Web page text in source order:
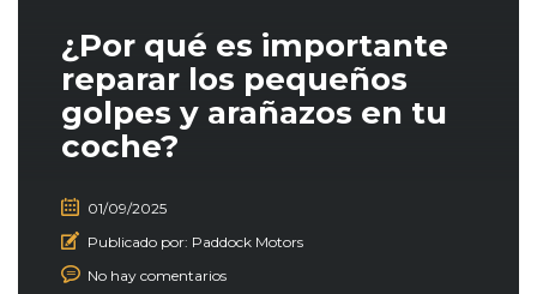
¿Por qué es importante
reparar los pequeños
golpes y arañazos en tu
coche?
01/09/2025
Publicado por: Paddock Motors
No hay comentarios